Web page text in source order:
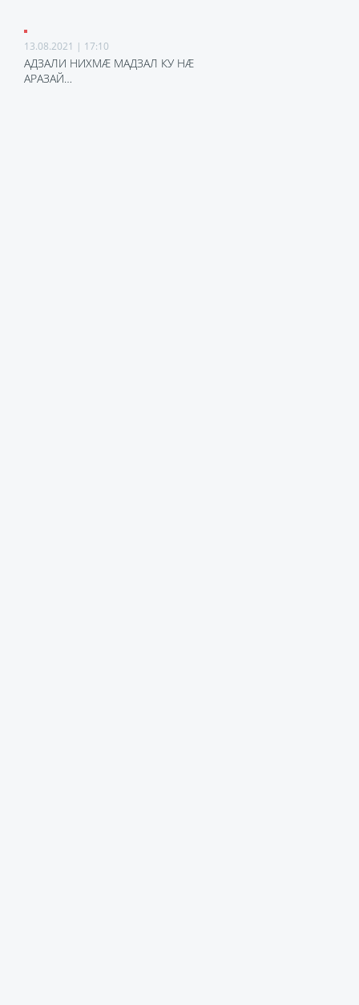
13.08.2021 | 17:10
АДЗАЛИ НИХМӔ МАДЗАЛ КУ НӔ
АРАЗАЙ…